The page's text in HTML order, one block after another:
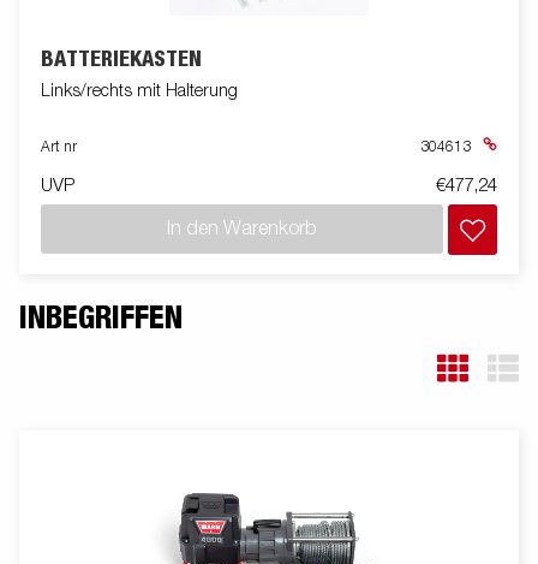
BATTERIEKASTEN
Links/rechts mit Halterung
Art nr 304613
UVP €477,24
In den Warenkorb
INBEGRIFFEN